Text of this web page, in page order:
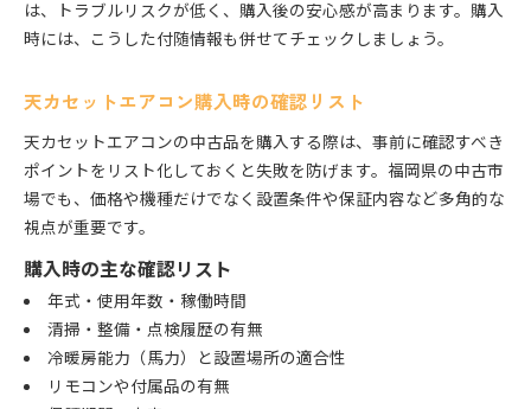
は、トラブルリスクが低く、購入後の安心感が高まります。購入
時には、こうした付随情報も併せてチェックしましょう。
天カセットエアコン購入時の確認リスト
天カセットエアコンの中古品を購入する際は、事前に確認すべき
ポイントをリスト化しておくと失敗を防げます。福岡県の中古市
場でも、価格や機種だけでなく設置条件や保証内容など多角的な
視点が重要です。
購入時の主な確認リスト
年式・使用年数・稼働時間
清掃・整備・点検履歴の有無
冷暖房能力（馬力）と設置場所の適合性
リモコンや付属品の有無